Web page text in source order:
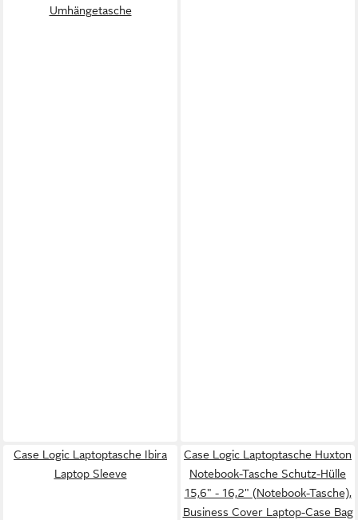
Umhängetasche
Case Logic Laptoptasche Ibira
Laptop Sleeve
Case Logic Laptoptasche Huxton
Notebook-Tasche Schutz-Hülle
15,6" - 16,2" (Notebook-Tasche),
Business Cover Laptop-Case Bag